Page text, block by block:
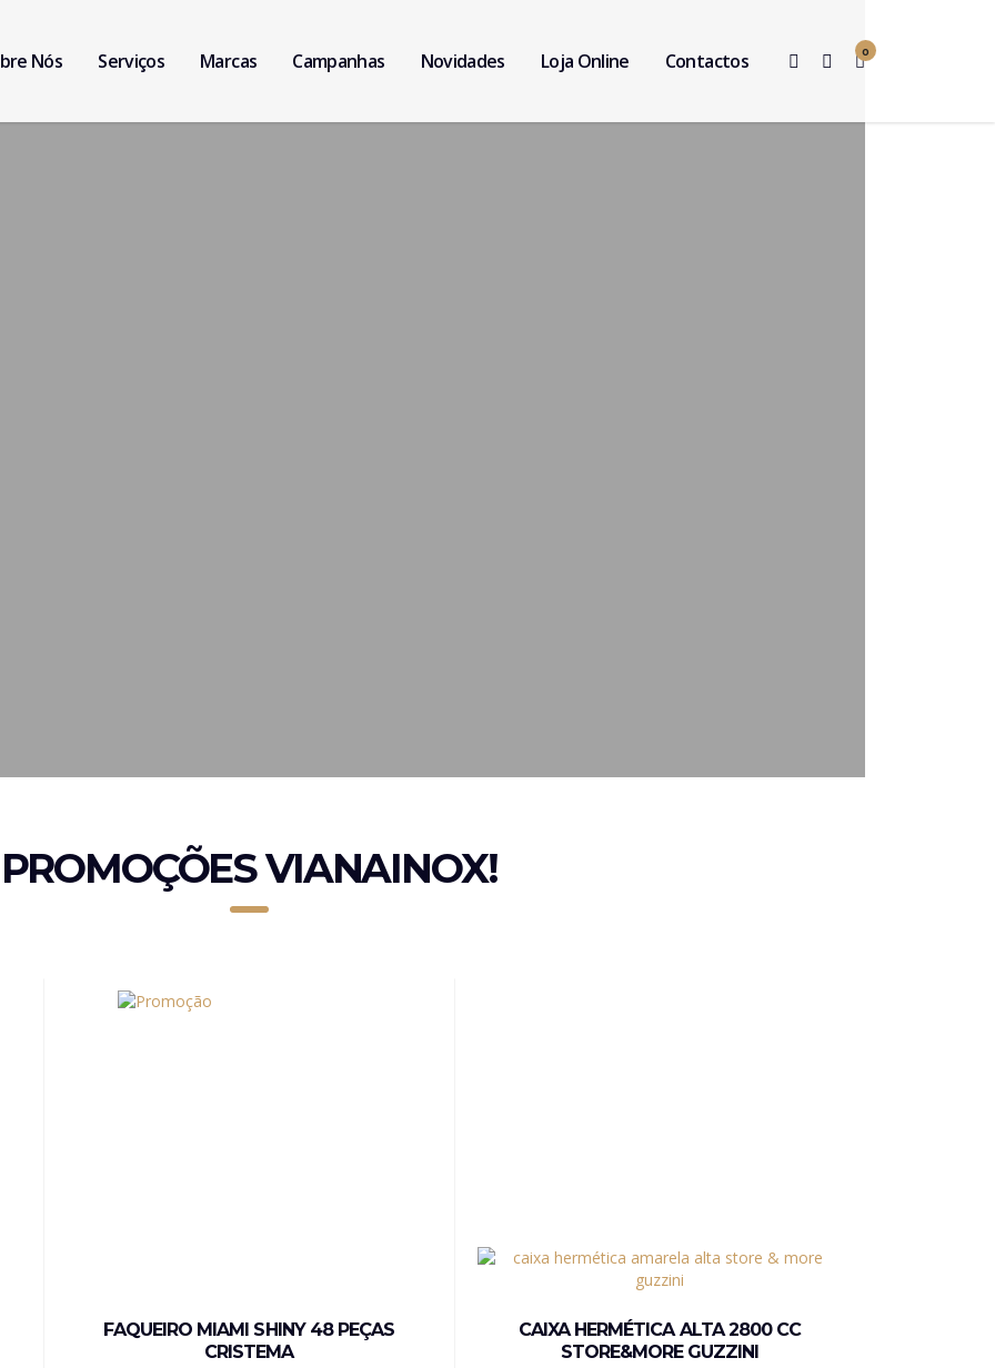
0
Nós Serviços Marcas Campanhas Novidades Loja Online Contactos
PROMOÇÕES VIANAINOX!
FAQUEIRO MIAMI SHINY 48 PEÇAS
CRISTEMA
CAIXA HERMÉTICA ALTA 2800 CC
STORE&MORE GUZZINI